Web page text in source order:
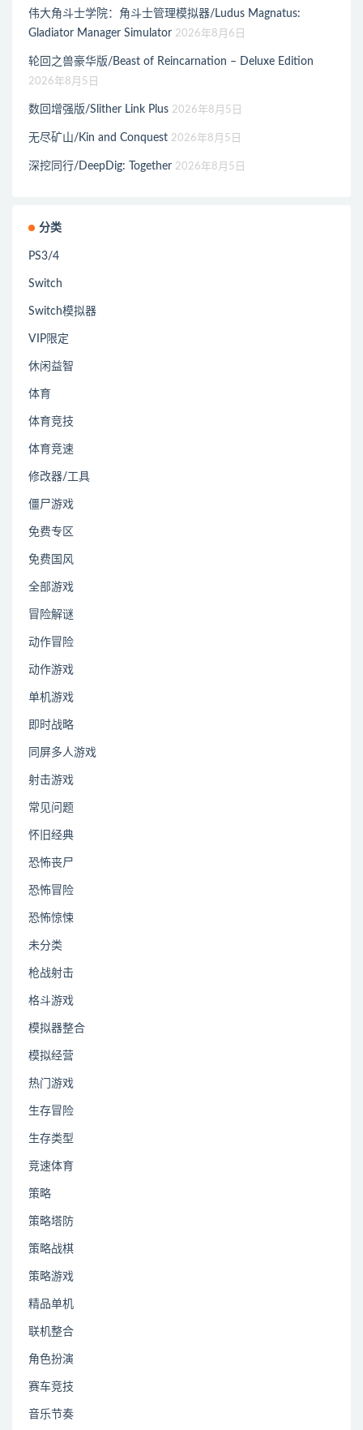
伟大角斗士学院：角斗士管理模拟器/Ludus Magnatus:
Gladiator Manager Simulator 2026年8月6日
轮回之兽豪华版/Beast of Reincarnation – Deluxe Edition
2026年8月5日
数回增强版/Slither Link Plus 2026年8月5日
无尽矿山/Kin and Conquest 2026年8月5日
深挖同行/DeepDig: Together 2026年8月5日
分类
PS3/4
Switch
Switch模拟器
VIP限定
休闲益智
体育
体育竞技
体育竞速
修改器/工具
僵尸游戏
免费专区
免费国风
全部游戏
冒险解谜
动作冒险
动作游戏
单机游戏
即时战略
同屏多人游戏
射击游戏
常见问题
怀旧经典
恐怖丧尸
恐怖冒险
恐怖惊悚
未分类
枪战射击
格斗游戏
模拟器整合
模拟经营
热门游戏
生存冒险
生存类型
竞速体育
策略
策略塔防
策略战棋
策略游戏
精品单机
联机整合
角色扮演
赛车竞技
音乐节奏